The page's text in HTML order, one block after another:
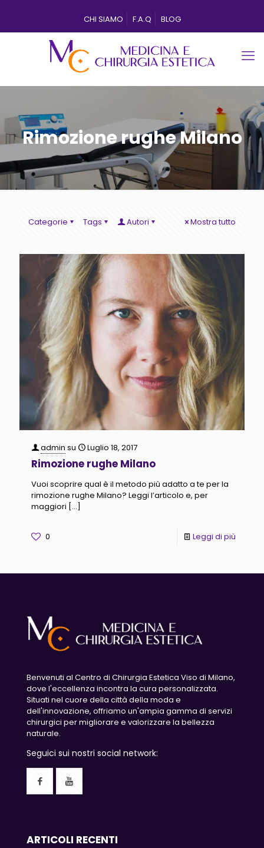
CHI SIAMO F.A.Q BLOG
Rimozione rughe Milano
Categorie Tags Autori Mostra tutto
admin su Luglio 18, 2017
Rimozione rughe Milano
Vuoi scoprire qual è il metodo più adatto a te per la
rimozione rughe Milano? Leggi l’articolo e, per
maggiori […]
0 Leggi di più
Benvenuti al Centro di Chirurgia Estetica Viso di Milano,
dove l'eccellenza incontra la cura personalizzata.
Situati nel cuore della città della moda e
dell'innovazione, offriamo un'ampia gamma di servizi
chirurgici per migliorare e valorizzare la bellezza
naturale.
Seguici sui nostri social network:
ARTICOLI RECENTI